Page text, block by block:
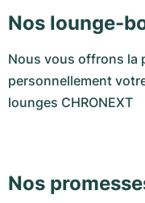
Nos lounge-
Nous vous offrons la
personnellement
lounges CHRONEXT
Nos